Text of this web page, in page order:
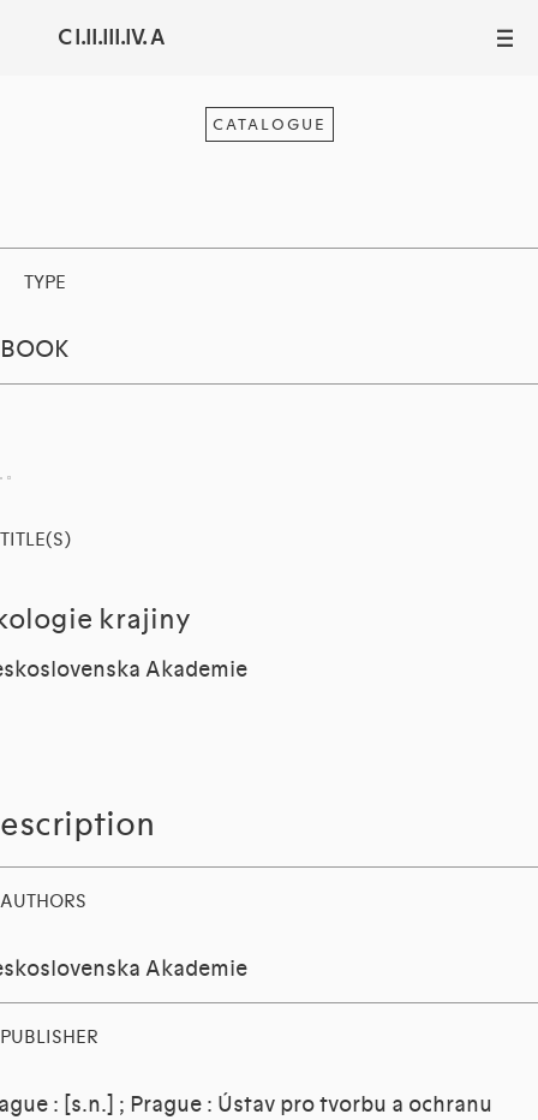
C I.II.III.IV. A III
CATALOGUE
TYPE
BOOK
TITLE(S)
krajiny
Akademie
AUTHORS
Akademie
PUBLISHER
: [s.n.] ; Prague : Ústav pro tvorbu a ochranu